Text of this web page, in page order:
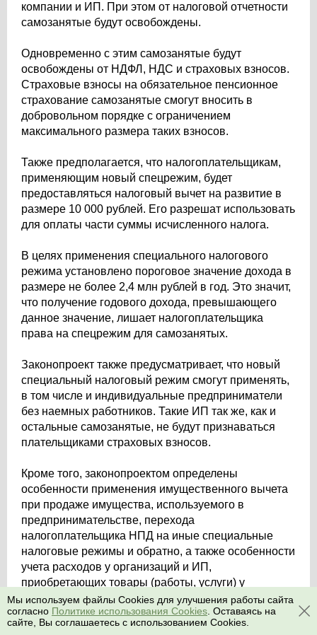
компании и ИП. При этом от налоговой отчетности
самозанятые будут освобождены.
Одновременно с этим самозанятые будут
освобождены от НДФЛ, НДС и страховых взносов.
Страховые взносы на обязательное пенсионное
страхование самозанятые смогут вносить в
добровольном порядке с ограничением
максимального размера таких взносов.
Также предполагается, что налогоплательщикам,
применяющим новый спецрежим, будет
предоставляться налоговый вычет на развитие в
размере 10 000 рублей. Его разрешат использовать
для оплаты части суммы исчисленного налога.
В целях применения специального налогового
режима установлено пороговое значение дохода в
размере не более 2,4 млн рублей в год. Это значит,
что получение годового дохода, превышающего
данное значение, лишает налогоплательщика
права на спецрежим для самозанятых.
Законопроект также предусматривает, что новый
специальный налоговый режим смогут применять,
в том числе и индивидуальные предприниматели
без наемных работников. Такие ИП так же, как и
остальные самозанятые, не будут признаваться
плательщиками страховых взносов.
Кроме того, законопроектом определены
особенности применения имущественного вычета
при продаже имущества, используемого в
предпринимательстве, перехода
налогоплательщика НПД на иные специальные
налоговые режимы и обратно, а также особенности
учета расходов у организаций и ИП,
приобретающих товары (работы, услуги) у
налогоплательщиков НПД.
Какие страховые взносы будут обязательными для
Мы используем файлы Cookies для улучшения работы сайта
согласно Политике использования Cookies . Оставаясь на
сайте, Вы соглашаетесь с использованием Cookies.